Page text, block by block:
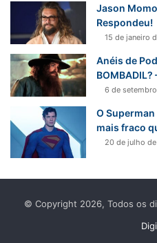
Jason
Respondeu!
15 de janeiro
Anéis de
6 de
O
mais fraco
20 de julho
© Copyright 2026, Todos os